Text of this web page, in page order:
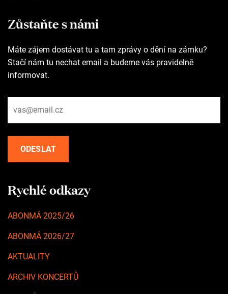
Zůstaňte s námi
Máte zájem dostávat tu a tam zprávy o dění na zámku?
Stačí nám tu nechat email a budeme vás pravidelně
informovat.
Rychlé odkazy
ABONMÁ 2025/26
ABONMÁ 2026/27
AKTUALITY
ARCHIV KONCERTŮ